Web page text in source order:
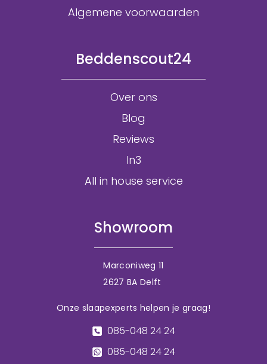
Algemene voorwaarden
Beddenscout24
Over ons
Blog
Reviews
In3
All in house service
Showroom
Marconiweg 11
2627 BA Delft
Onze slaapexperts helpen je graag!
085-048 24 24
085-048 24 24